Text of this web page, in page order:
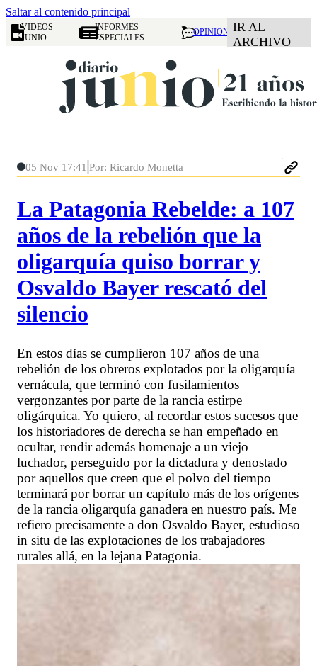
Saltar al contenido principal
VIDEOS
JUNIO
INFORMES
ESPECIALES
OPINION IR AL
ARCHIVO
05 Nov 17:41 Por: Ricardo Monetta
La Patagonia Rebelde: a 107
años de la rebelión que la
oligarquía quiso borrar y
Osvaldo Bayer rescató del
silencio
En estos días se cumplieron 107 años de una
rebelión de los obreros explotados por la oligarquía
vernácula, que terminó con fusilamientos
vergonzantes por parte de la rancia estirpe
oligárquica. Yo quiero, al recordar estos sucesos que
los historiadores de derecha se han empeñado en
ocultar, rendir además homenaje a un viejo
luchador, perseguido por la dictadura y denostado
por aquellos que creen que el polvo del tiempo
terminará por borrar un capítulo más de los orígenes
de la rancia oligarquía ganadera en nuestro país. Me
refiero precisamente a don Osvaldo Bayer, estudioso
in situ de las explotaciones de los trabajadores
rurales allá, en la lejana Patagonia.